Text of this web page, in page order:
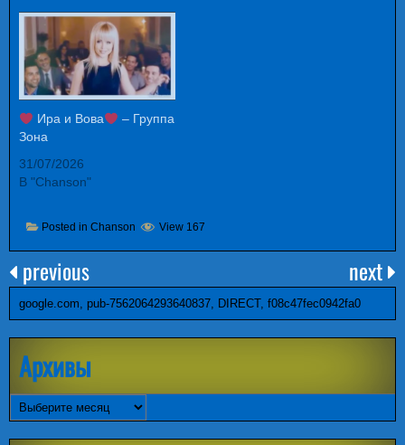
Ира и Вова
– Группа
Зона
31/07/2026
В "Chanson"
Posted in Chanson View 167
previous next
google.com, pub-7562064293640837, DIRECT, f08c47fec0942fa0
Архивы
Архивы